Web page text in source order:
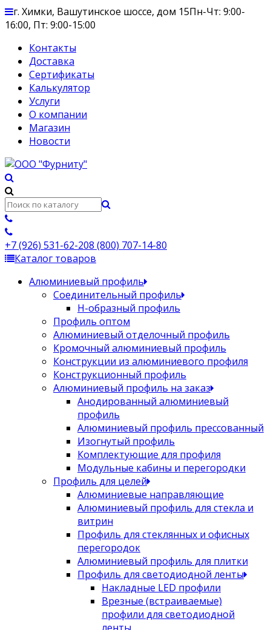
г. Химки, Вашутинское шоссе, дом 15Пн-Чт: 9:00-
16:00, Пт: 9:00-15:00
Контакты
Доставка
Сертификаты
Калькулятор
Услуги
О компании
Магазин
Новости
+7 (926) 531-62-208 (800) 707-14-80
Каталог товаров
Алюминиевый профиль
Соединительный профиль
Н-образный профиль
Профиль оптом
Алюминиевый отделочный профиль
Кромочный алюминиевый профиль
Конструкции из алюминиевого профиля
Конструкционный профиль
Алюминиевый профиль на заказ
Анодированный алюминиевый
профиль
Алюминиевый профиль прессованный
Изогнутый профиль
Комплектующие для профиля
Модульные кабины и перегородки
Профиль для целей
Алюминиевые направляющие
Алюминиевый профиль для стекла и
витрин
Профиль для стеклянных и офисных
перегородок
Алюминиевый профиль для плитки
Профиль для светодиодной ленты
Накладные LED профили
Врезные (встраиваемые)
профили для светодиодной